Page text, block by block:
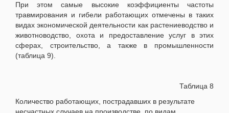
При этом самые высокие коэффициенты частоты
травмирования и гибели работающих отмечены в таких
видах экономической деятельности как растениеводство и
животноводство, охота и предоставление услуг в этих
сферах, строительство, а также в промышленности
(таблица 9).
Таблица 8
Количество работающих, пострадавших в результате